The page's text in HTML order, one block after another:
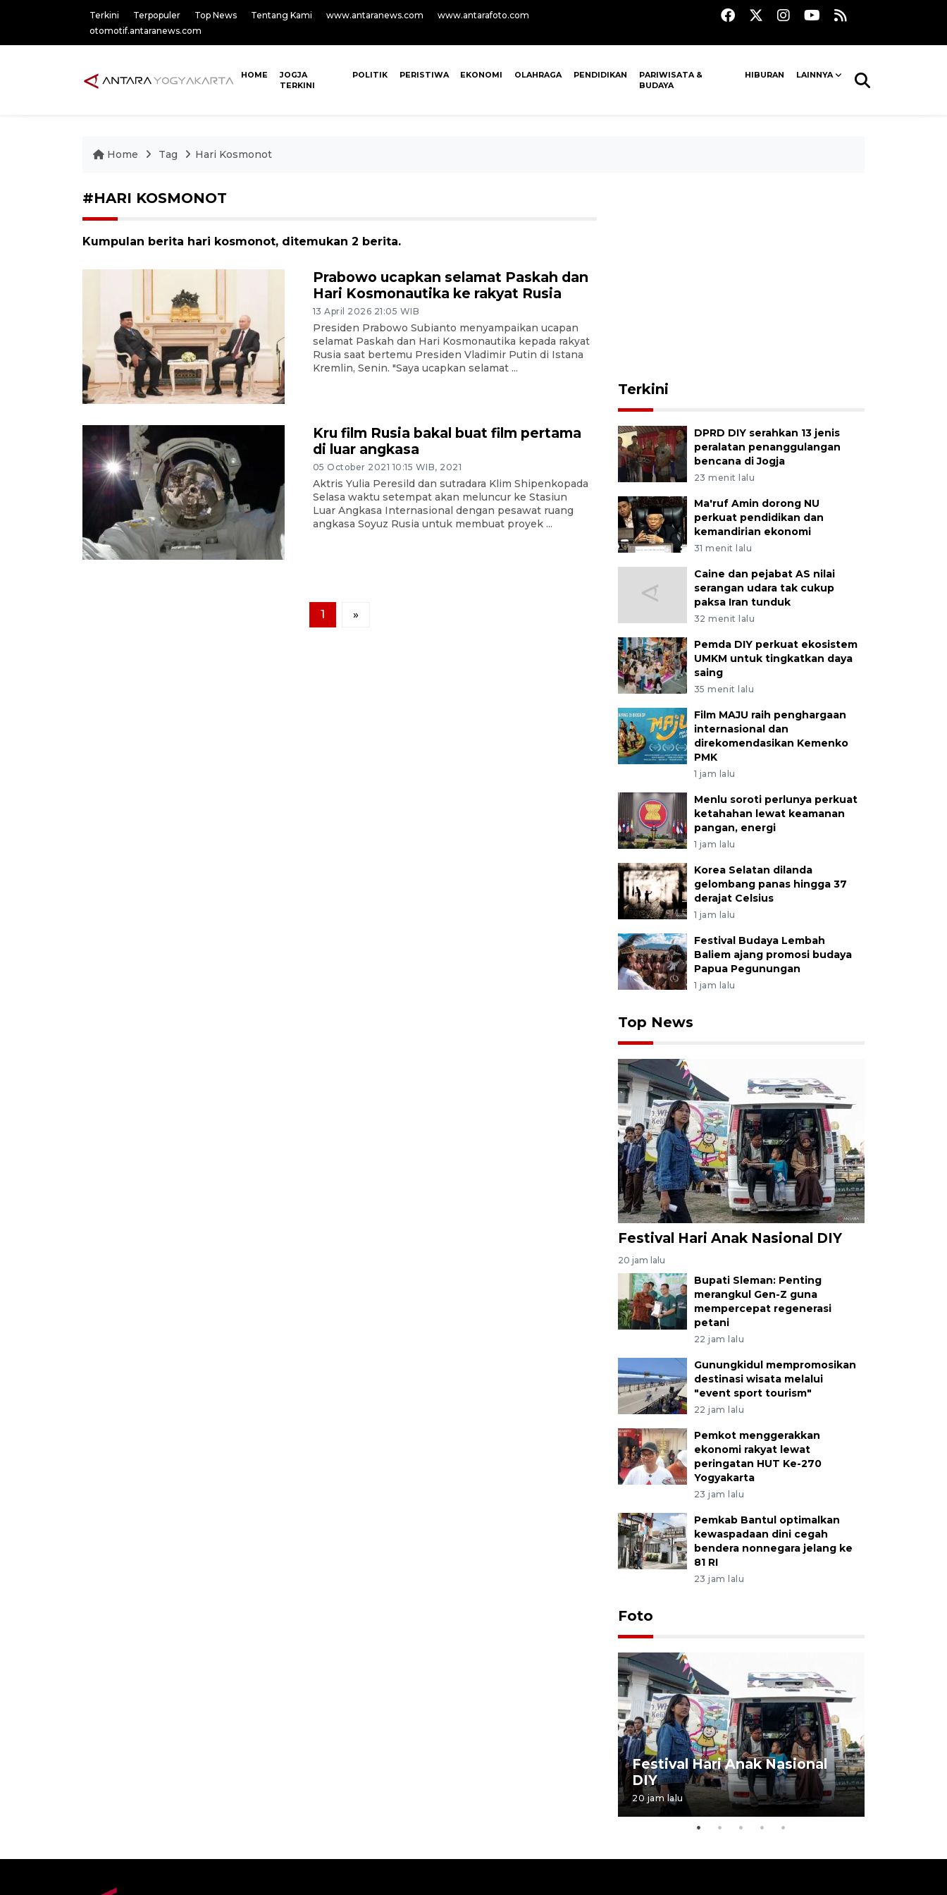
Terkini Terpopuler Top News Tentang Kami www.antaranews.com
www.antarafoto.com
otomotif.antaranews.com
HOME
JOGJA
TERKINI
POLITIK PERISTIWA EKONOMI OLAHRAGA PENDIDIKAN
PARIWISATA &
BUDAYA
HIBURAN LAINNYA
Home Tag Hari Kosmonot
#HARI KOSMONOT
Kumpulan berita hari kosmonot, ditemukan 2 berita.
Prabowo ucapkan selamat Paskah dan
Hari Kosmonautika ke rakyat Rusia
13 April 2026 21:05 WIB
Presiden Prabowo Subianto menyampaikan ucapan
selamat Paskah dan Hari Kosmonautika kepada rakyat
Rusia saat bertemu Presiden Vladimir Putin di Istana
Kremlin, Senin. "Saya ucapkan selamat ...
Kru film Rusia bakal buat film pertama
di luar angkasa
05 October 2021 10:15 WIB, 2021
Aktris Yulia Peresild dan sutradara Klim Shipenkopada
Selasa waktu setempat akan meluncur ke Stasiun
Luar Angkasa Internasional dengan pesawat ruang
angkasa Soyuz Rusia untuk membuat proyek ...
1 »
Terkini
DPRD DIY serahkan 13 jenis
peralatan penanggulangan
bencana di Jogja
23 menit lalu
Ma'ruf Amin dorong NU
perkuat pendidikan dan
kemandirian ekonomi
31 menit lalu
Caine dan pejabat AS nilai
serangan udara tak cukup
paksa Iran tunduk
32 menit lalu
Pemda DIY perkuat ekosistem
UMKM untuk tingkatkan daya
saing
35 menit lalu
Film MAJU raih penghargaan
internasional dan
direkomendasikan Kemenko
PMK
1 jam lalu
Menlu soroti perlunya perkuat
ketahahan lewat keamanan
pangan, energi
1 jam lalu
Korea Selatan dilanda
gelombang panas hingga 37
derajat Celsius
1 jam lalu
Festival Budaya Lembah
Baliem ajang promosi budaya
Papua Pegunungan
1 jam lalu
Top News
Festival Hari Anak Nasional DIY
20 jam lalu
Bupati Sleman: Penting
merangkul Gen-Z guna
mempercepat regenerasi
petani
22 jam lalu
Gunungkidul mempromosikan
destinasi wisata melalui
"event sport tourism"
22 jam lalu
Pemkot menggerakkan
ekonomi rakyat lewat
peringatan HUT Ke-270
Yogyakarta
23 jam lalu
Pemkab Bantul optimalkan
kewaspadaan dini cegah
bendera nonnegara jelang ke
81 RI
23 jam lalu
Foto
Festival Hari Anak Nasional
DIY
20 jam lalu